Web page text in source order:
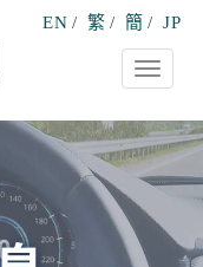
EN / 繁 / 簡 / JP
Toggle